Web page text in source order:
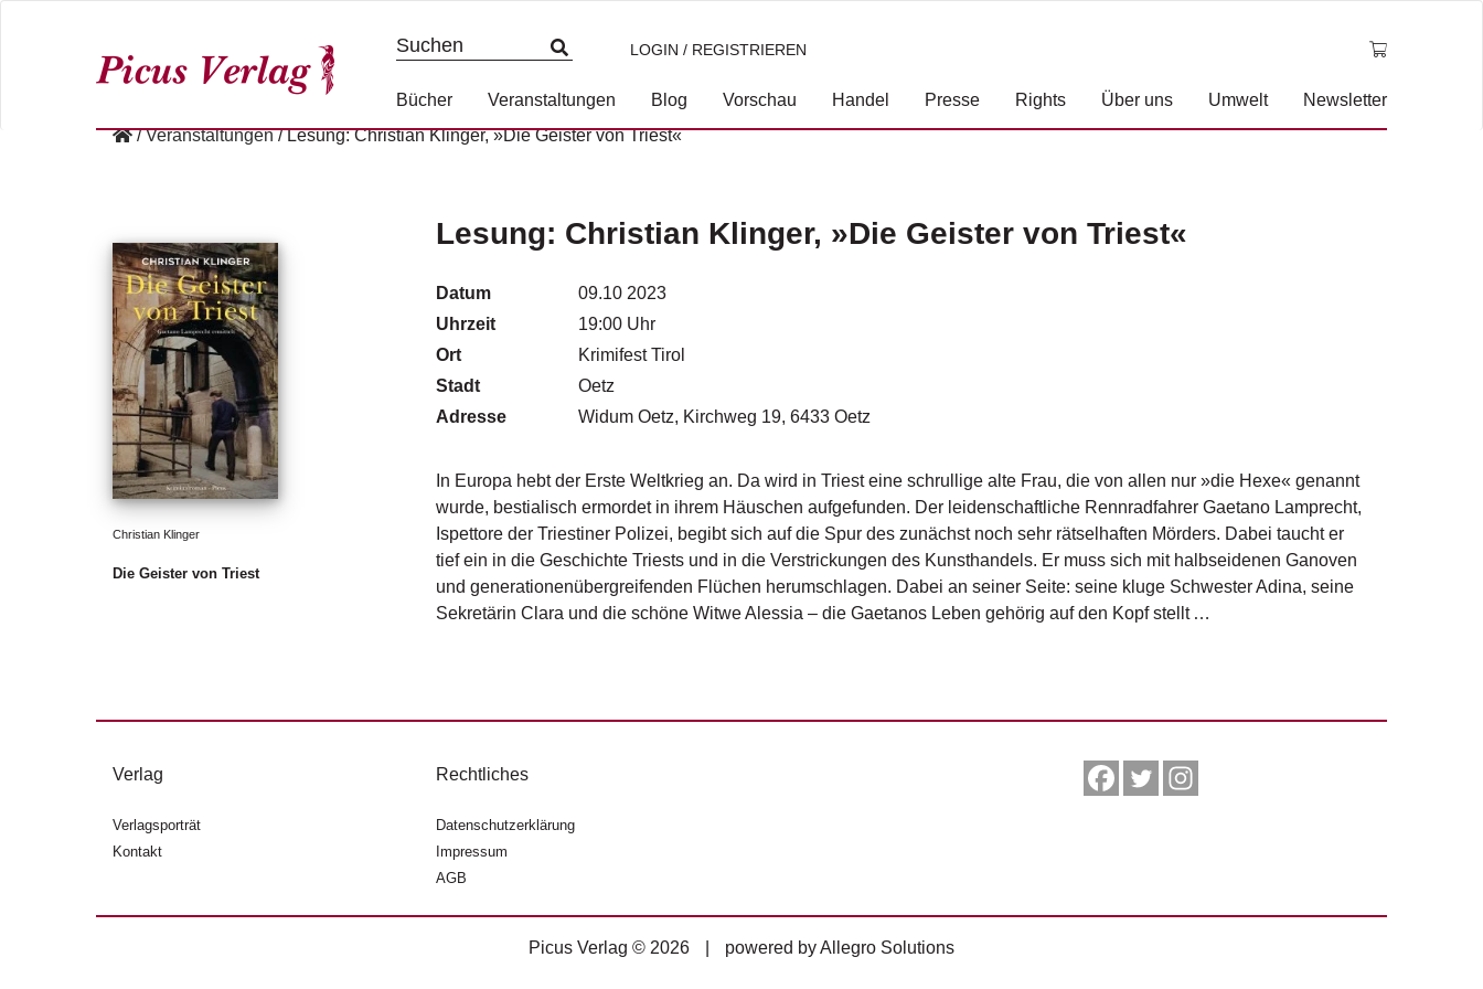
LOGIN / REGISTRIEREN
Bücher Veranstaltungen Blog Vorschau Handel Presse Rights Über uns Umwelt
Newsletter
/ Veranstaltungen / Lesung: Christian Klinger, »Die Geister von Triest«
Lesung: Christian Klinger, »Die Geister von Triest«
Datum
09.10 2023
Uhrzeit
19:00 Uhr
Ort
Krimifest Tirol
Stadt
Oetz
Adresse
Widum Oetz, Kirchweg 19, 6433 Oetz
In Europa hebt der Erste Weltkrieg an. Da wird in Triest eine schrullige alte Frau, die von allen nur »die Hexe« genannt
wurde, bestialisch ermordet in ihrem Häuschen aufgefunden. Der leidenschaftliche Rennradfahrer Gaetano Lamprecht,
Ispettore der Triestiner Polizei, begibt sich auf die Spur des zunächst noch sehr rätselhaften Mörders. Dabei taucht er
tief ein in die Geschichte Triests und in die Verstrickungen des Kunsthandels. Er muss sich mit halbseidenen Ganoven
und generationenübergreifenden Flüchen herumschlagen. Dabei an seiner Seite: seine kluge Schwester Adina, seine
Sekretärin Clara und die schöne Witwe Alessia – die Gaetanos Leben gehörig auf den Kopf stellt …
Christian Klinger
Die Geister von Triest
Verlag
Verlagsporträt
Kontakt
Rechtliches
Datenschutzerklärung
Impressum
AGB
Picus Verlag © 2026 powered byAllegro Solutions